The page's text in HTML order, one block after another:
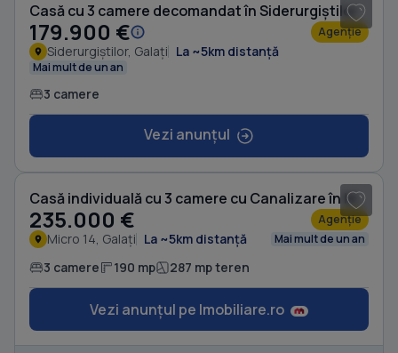
Casă cu 3 camere decomandat în Siderurgiștilor
179.900 € Agenție
Siderurgiștilor, Galați La ~5km distanță
Mai mult de un an
3 camere
Vezi anunțul
Casă individuală cu 3 camere cu Canalizare în Micro 14
235.000 € Agenție
Micro 14, Galați La ~5km distanță Mai mult de un an
3 camere 190 mp 287 mp teren
Vezi anunțul pe Imobiliare.ro